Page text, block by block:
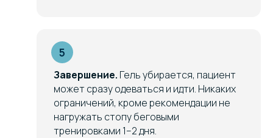
Завершение. Гель убирается, пациент
может сразу одеваться и идти. Никаких
ограничений, кроме рекомендации не
нагружать стопу беговыми
тренировками 1–2 дня.